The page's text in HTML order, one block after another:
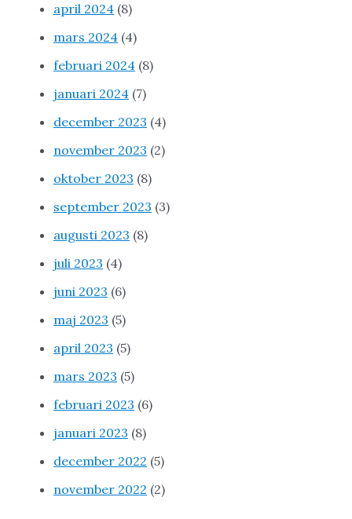
april 2024 (8)
mars 2024 (4)
februari 2024 (8)
januari 2024 (7)
december 2023 (4)
november 2023 (2)
oktober 2023 (8)
september 2023 (3)
augusti 2023 (8)
juli 2023 (4)
juni 2023 (6)
maj 2023 (5)
april 2023 (5)
mars 2023 (5)
februari 2023 (6)
januari 2023 (8)
december 2022 (5)
november 2022 (2)